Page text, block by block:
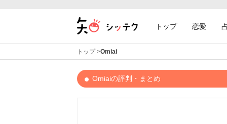
トップ 恋愛
トップ>Omiai
Omiaiの評判・まとめ